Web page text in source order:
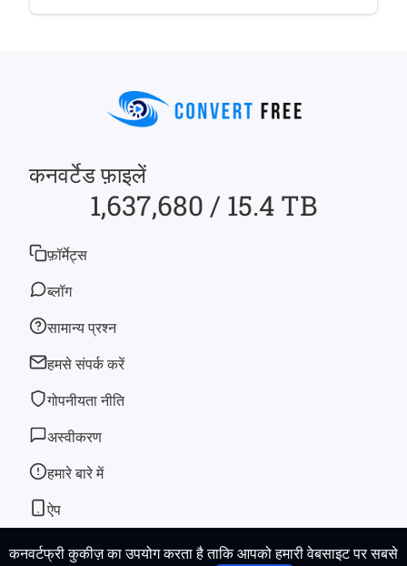
कनवर्टफ्री कुकीज़ का उपयोग करता है ताकि आपको हमारी वेबसाइट पर सबसे
कनवर्टेड फ़ाइलें
1,637,680 / 15.4 TB
फ़ॉर्मेट्स
ब्लॉग
सामान्य प्रश्न
हमसे संपर्क करें
गोपनीयता नीति
अस्वीकरण
हमारे बारे में
ऐप